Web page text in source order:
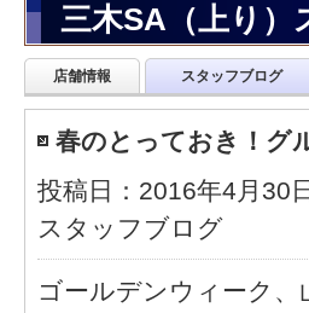
三木SA（上り）
店舗情報 スタッフブログ
春のとっておき！グ
投稿日：2016年4月30
スタッフブログ
ゴールデンウィーク